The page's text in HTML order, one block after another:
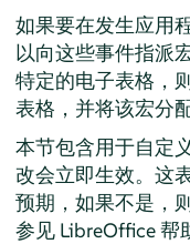
如果要在发生应用
以向这些事件指派
特定的电子表格，
表格，并将该宏分
本节包含用于自定
改会立即生效。这
预期，如果不是，
参见 LibreOffice 帮